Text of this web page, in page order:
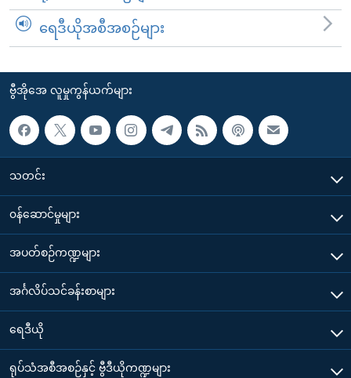
ရေဒီယိုအစီအစဉ်များ
ဗွီအိုအေ လူမှုကွန်ယက်များ
သတင်း
၀န်ဆောင်မှုများ
အပတ်စဉ်ကဏ္ဍများ
အင်္ဂလိပ်သင်ခန်းစာများ
ရေဒီယို
ရုပ်သံအစီအစဉ်နှင့် ဗွီဒီယိုကဏ္ဍများ